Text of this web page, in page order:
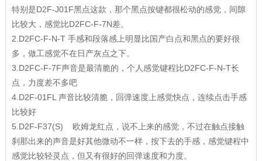
特别是D2F-J01F黑点这款，那个黑点按键都很松动的感觉，间隙
比较大，感觉比D2FC-F-7N差。
2.D2FC-F-N-T 手感和段落感上明显比国产白点和黑点的要好很
多，做工感觉不在日产灰点之下。
3.D2FC-F-7F声音是最清脆的，个人感觉键程比D2FC-F-N-T长
点，力度差不多吧
4.D2F-01FL 声音比较清脆，回弹速度上感觉快点，连续点击手感
比较好
5.D2F-F37(S) 欧姆龙红点，说不上来的感觉，不过在触点接触
刹那出来的声音是好其他微动不一样，按下去的手感，感觉键程中
感觉比较轻灵点，但又有很好的回弹速度和力度。